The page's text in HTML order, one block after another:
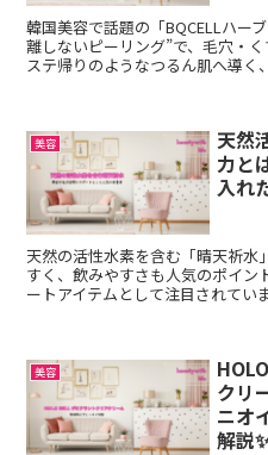
韓国美容で話題の「BQCELLハー
離しないピーリング”で、毛穴・
ステ帰りのようなつるん肌へ導く
美容
天然
力と
入れ
天然の活性水素を含む「晴天祈水
すく、飲みやすさも人気のポイン
ートアイテムとして注目されていま
美容
クリ
ニオ
解説